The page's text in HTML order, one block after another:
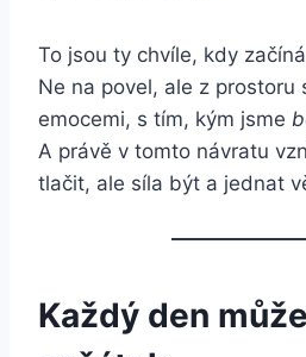
To jsou ty chvíle, kdy
Ne na povel, ale z prostoru
emocemi, s tím, kým jsme
A právě v tomto návratu
tlačit, ale síla být a jednat
Každý den